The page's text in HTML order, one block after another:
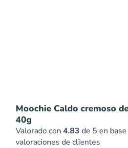
Moochie Caldo cremoso
40g
Valorado con 4.83 de 5 en base
valoraciones de clientes